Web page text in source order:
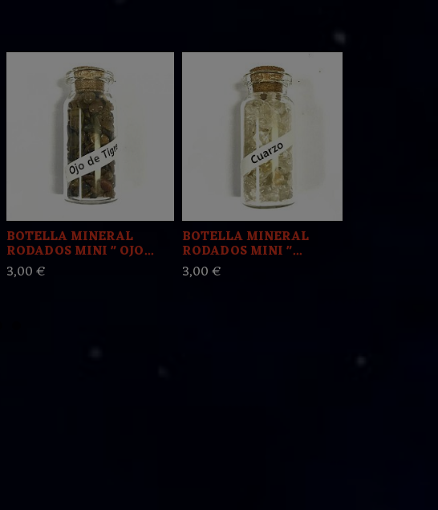
BOTELLA MINERAL
RODADOS MINI " OJO...
3,00 €
BOTELLA MINERAL
RODADOS MINI "...
3,00 €